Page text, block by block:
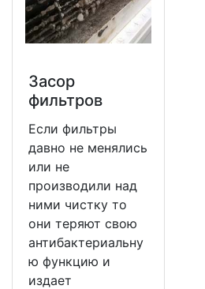
Засор
фильтров
Если фильтры
давно не менялись
или не
производили над
ними чистку то
они теряют свою
антибактериальну
ю функцию и
издает